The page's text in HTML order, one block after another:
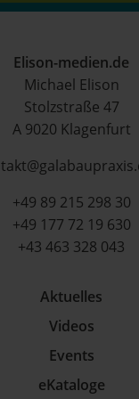
Elison-medien.de
Michael Elison
Stolzstraße 47
A 9020 Klagenfurt
+49 89 215 298 30
+49 177 72 19 630
+43 463 328 043
Aktuelles
Videos
Events
eKataloge